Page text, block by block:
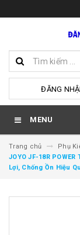
ĐĂNG
MENU
Trang chủ
Phụ
JOYO JF-18R
Lợi, Chống Ồn Hiệu